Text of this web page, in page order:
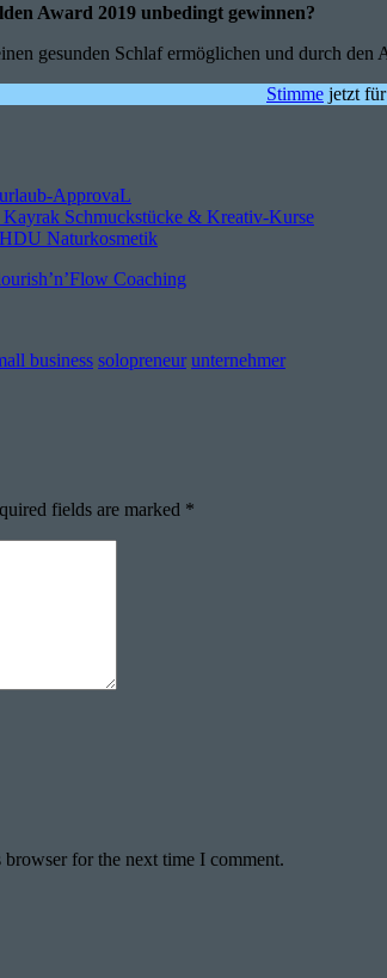
Award 2019 unbedingt gewinnen?
gesunden Schlaf ermöglichen und durch den
Stimme jetzt
ApprovaL
Schmuckstücke & Kreativ-Kurse
Naturkosmetik
Coaching
business solopreneur unternehmer
fields are marked *
for the next time I comment.